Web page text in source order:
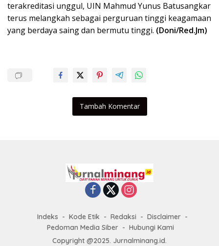
terakreditasi unggul, UIN Mahmud Yunus Batusangkar
terus melangkah sebagai perguruan tinggi keagamaan
yang berdaya saing dan bermutu tinggi. (Doni/Red.Jm)
Tambah Komentar
Indeks Kode Etik Redaksi
Disclaimer
Pedoman Media Siber
Hubungi Kami
Copyright @2025. Jurnalminang.id.